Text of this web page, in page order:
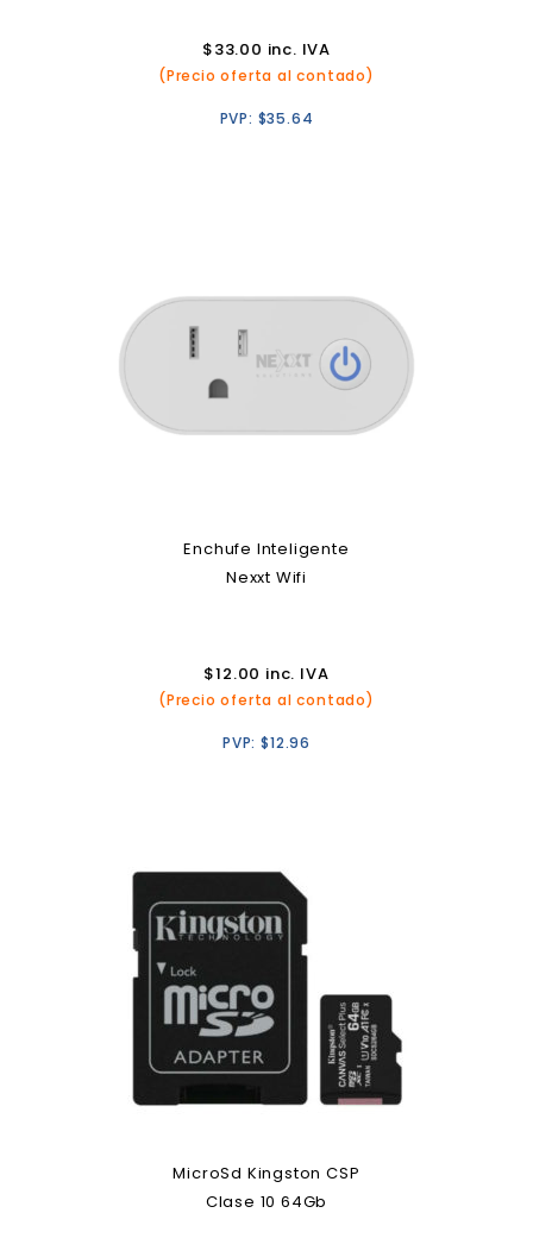
$33.00 inc. IVA
(Precio oferta al contado)
PVP: $35.64
Enchufe Inteligente
Nexxt Wifi
$12.00 inc. IVA
(Precio oferta al contado)
PVP:$12.96
MicroSd Kingston CSP
Clase 10 64Gb